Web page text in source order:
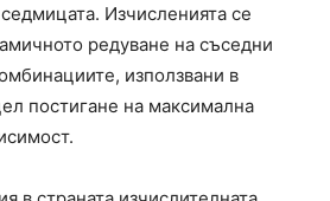
Изчисленията се
редуване на съседни
използвани в
постигане на максимална